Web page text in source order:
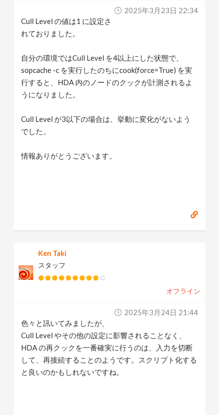
2025年3月23日 22:34
Cull Level の値は1 に設定さ
れておりました。
自分の環境ではCull Level を4以上にした状態で、
sopcache -c を実行したのちにcook(force=True) を実
行すると、HDA 内のノードのクックが計測されるよ
うになりました。
Cull Level が3以下の場合は、挙動に変化がないよう
でした。
情報ありがとうございます。
Ken Taki
スタッフ
オフライン
2025年3月24日 21:44
色々と訊いてみましたが、
Cull Level やその他の設定に影響されることなく、
HDA の再クックを一番確実に行うのは、入力を切断
して、再接続することのようです。スクリプト化する
と良いのかもしれないですね。